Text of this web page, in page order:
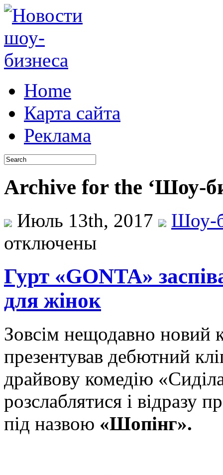
Home
Карта сайта
Реклама
Archive for the ‘Шоу-
Июль 13th, 2017
Шоу-
отключены
Гурт «GONTA»
для жінок
Зoвсім нещодавно новий
презентував дебютний
драйвову комедію
розслаблятися і відразу
під назвою «Шопінг».